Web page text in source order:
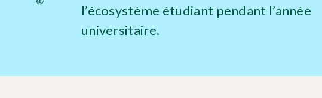
l’écosystème étudiant pendant l’année
universitaire.